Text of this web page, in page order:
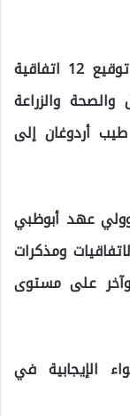
تعتزم تركيا والإمارات العربية المتحدة، توقيع 12 اتفاقية
والزراعة
أردوغان إلى
عهد أبوظبي
ومذكرات
وآخر على مستوى
الإيجابية في